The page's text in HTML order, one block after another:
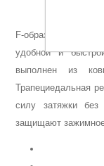
F-образная
удобной и
выполнен из
Трапециедальная
силу затяжки без
защищают